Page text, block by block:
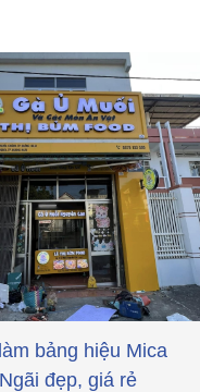
bảng hiệu Mica
đẹp, giá rẻ